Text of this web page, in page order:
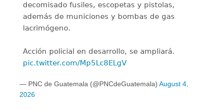
decomisado fusiles, escopetas y pistolas,
además de municiones y bombas de gas
lacrimógeno.
Acción policial en desarrollo, se ampliará.
pic.twitter.com/Mp5Lc8ELgV
— PNC de Guatemala (@PNCdeGuatemala) August 4,
2026